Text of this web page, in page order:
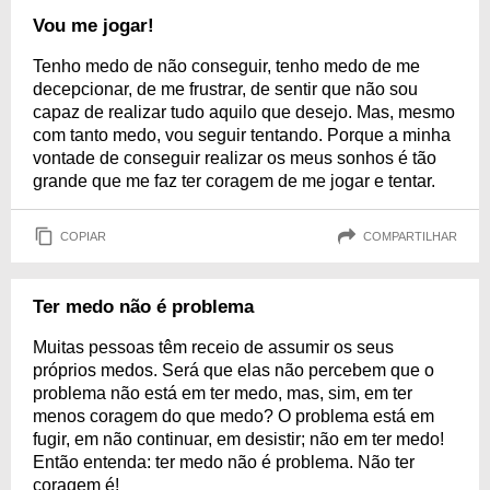
Vou me jogar!
Tenho medo de não conseguir, tenho medo de me
decepcionar, de me frustrar, de sentir que não sou
capaz de realizar tudo aquilo que desejo. Mas, mesmo
com tanto medo, vou seguir tentando. Porque a minha
vontade de conseguir realizar os meus sonhos é tão
grande que me faz ter coragem de me jogar e tentar.
COPIAR COMPARTILHAR
Ter medo não é problema
Muitas pessoas têm receio de assumir os seus
próprios medos. Será que elas não percebem que o
problema não está em ter medo, mas, sim, em ter
menos coragem do que medo? O problema está em
fugir, em não continuar, em desistir; não em ter medo!
Então entenda: ter medo não é problema. Não ter
coragem é!